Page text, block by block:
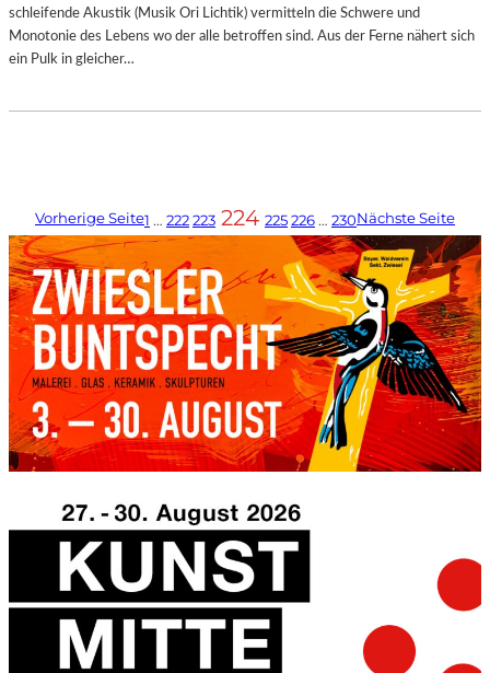
schleifende Akustik (Musik Ori Lichtik) vermitteln die Schwere und
Monotonie des Lebens wo der alle betroffen sind. Aus der Ferne nähert sich
ein Pulk in gleicher…
Vorherige Seite1 … 222223 224 225226 … 230Nächste Seite